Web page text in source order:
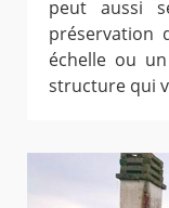
peut aussi
préservation
échelle ou
structure qui